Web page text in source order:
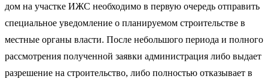
дом на участке ИЖС необходимо в первую очередь отправить
специальное уведомление о планируемом строительстве в
местные органы власти. После небольшого периода и полного
рассмотрения полученной заявки администрация либо выдает
разрешение на строительство, либо полностью отказывает в